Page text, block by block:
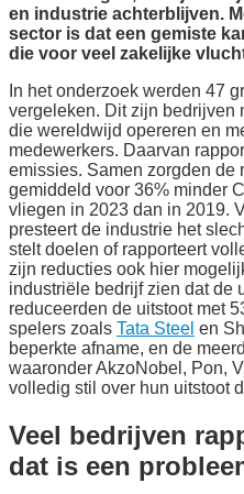
en industrie achterblijven.
sector is dat een gemiste
die voor veel zakelijke
In het onderzoek werden 47
vergeleken. Dit zijn bedrijven
die wereldwijd opereren en
medewerkers. Daarvan
emissies. Samen zorgden de
gemiddeld voor 36% minder
vliegen in 2023 dan in 2019.
presteert de industrie het
stelt doelen of rapporteert
zijn reducties ook hier
industriële bedrijf zien dat de
reduceerden de uitstoot met
spelers zoals Tata Steel en
beperkte afname, en de
waaronder AkzoNobel, Pon,
volledig stil over hun uitstoot
Veel bedrijven
dat is een